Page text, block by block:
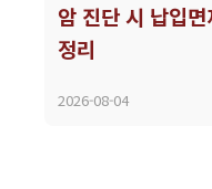
암 진단 시 납입
정리
2026-08-04